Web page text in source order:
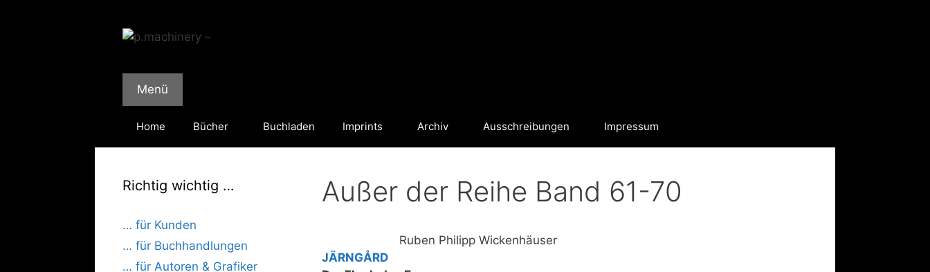
Menü
Home Bücher Buchladen Imprints Archiv Ausschreibungen Impressum
Außer der Reihe Band 61-70
Ruben Philipp Wickenhäuser
JÄRNGÅRD
Richtig wichtig …
… für Kunden
… für Buchhandlungen
… für Autoren & Grafiker